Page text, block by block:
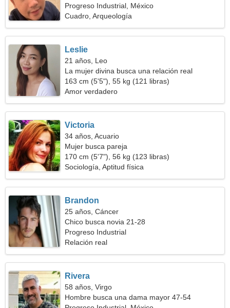
Progreso Industrial, México
Cuadro, Arqueología
Leslie
21 años, Leo
La mujer divina busca una relación real
163 cm (5'5"), 55 kg (121 libras)
Amor verdadero
Victoria
34 años, Acuario
Mujer busca pareja
170 cm (5'7"), 56 kg (123 libras)
Sociología, Aptitud física
Brandon
25 años, Cáncer
Chico busca novia 21-28
Progreso Industrial
Relación real
Rivera
58 años, Virgo
Hombre busca una dama mayor 47-54